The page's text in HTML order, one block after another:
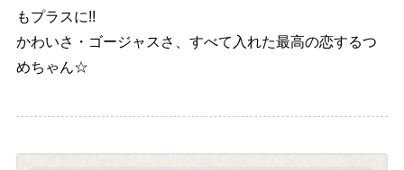
もプラスに!!
かわいさ・ゴージャスさ、すべて入れた最高の恋するつ
めちゃん☆